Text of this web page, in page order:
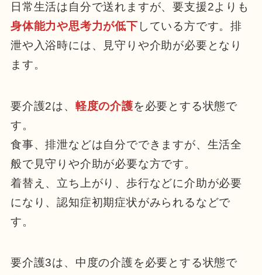
日常生活は自分で送れますが、要支援2よりも
身体能力や思考力が低下 している方です。排
泄や入浴時には、見守りや介助が必要となり
ます。
要介護2は、 軽度の介護を必要とする状態で
す。
食事、排泄などは自分でできますが、生活全
般で見守りや介助が必要な方です。
着替え、立ち上がり、歩行などに介助が必要
になり、認知症初期症状がみられるなどで
す。
要介護3は、中度の介護を必要とする状態で